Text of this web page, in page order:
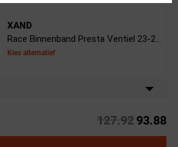
XAND
Race Binnenband Presta Ventiel 23-2...
Kies alternatief
127.92 93.88